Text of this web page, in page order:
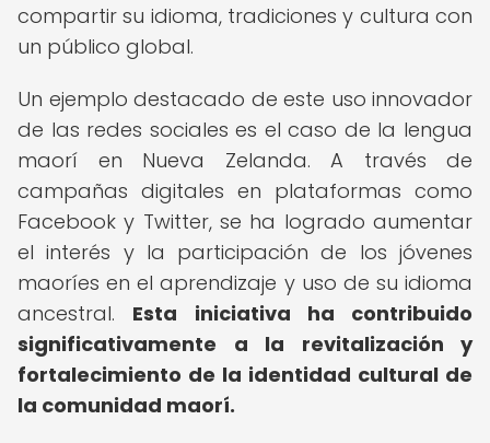
compartir su idioma, tradiciones y cultura con
un público global.
Un ejemplo destacado de este uso innovador
de las redes sociales es el caso de la lengua
maorí en Nueva Zelanda. A través de
campañas digitales en plataformas como
Facebook y Twitter, se ha logrado aumentar
el interés y la participación de los jóvenes
maoríes en el aprendizaje y uso de su idioma
ancestral. Esta iniciativa ha contribuido
significativamente a la revitalización y
fortalecimiento de la identidad cultural de
la comunidad maorí.